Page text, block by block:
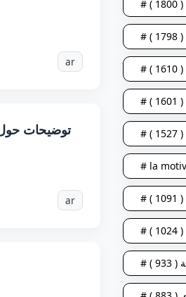
ar
توضيحات حول
ar
)
)
)
)
)
# la
)
)
)